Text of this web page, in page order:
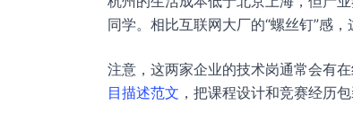
同学。相比互联网大厂的“螺丝钉”感，
注意，这两家企业的技术岗通常会有
目描述范文 ，把课程设计和竞赛经历